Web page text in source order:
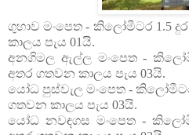
ගුහාව මංපෙත - කිලෝමීටර 1.5
කාලය පැය 01යි.
අනගිමල ඇල්ල මංපෙත -
අතර ගතවන කාලය පැය 03යි.
යෝධ පුස්වැල මංපෙත -
ගතවන කාලය පැය 03යි.
යෝධ නවඳගස මංපෙත -